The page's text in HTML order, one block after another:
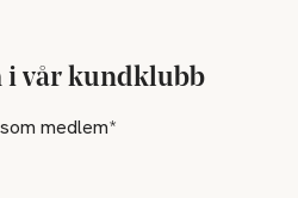
i vår kundklubb
medlem*